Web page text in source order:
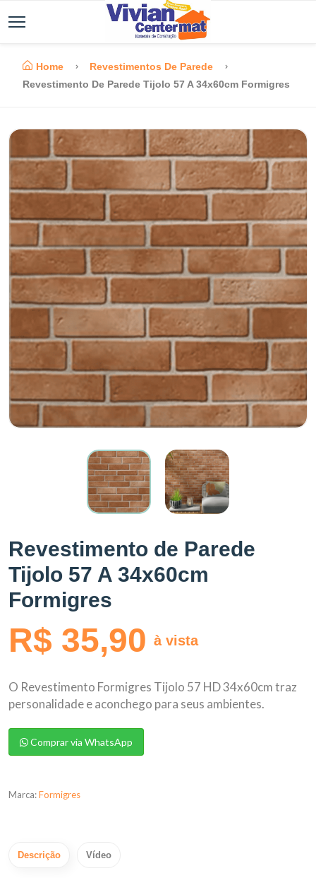
Home
Revestimentos De Parede
Revestimento De Parede Tijolo 57 A 34x60cm Formigres
Revestimento de Parede
Tijolo 57 A 34x60cm
Formigres
R$ 35,90 à vista
O Revestimento Formigres Tijolo 57 HD 34x60cm traz
personalidade e aconchego para seus ambientes.
Comprar via WhatsApp
Marca:Formigres
Descrição Vídeo